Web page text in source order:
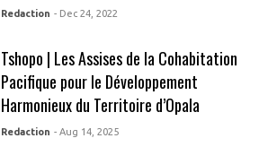
Redaction - Dec 24, 2022
Tshopo | Les Assises de la Cohabitation
Pacifique pour le Développement
Harmonieux du Territoire d’Opala
Redaction - Aug 14, 2025